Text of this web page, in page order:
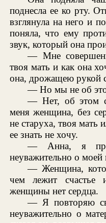
поднесла ее ко рту.
взглянула на него и
поняла, что ему
звук, который она
— Мне
твоя мать и как она
она, дрожащею рукой
— Но мы не об
— Нет, об этом
меня женщина, без
не старуха, твоя мать
ее знать не хочу.
— Анна, я
неуважительно о моей
— Женщина,
чем лежит
женщины нет сердца.
— Я повторяю
неуважительно о